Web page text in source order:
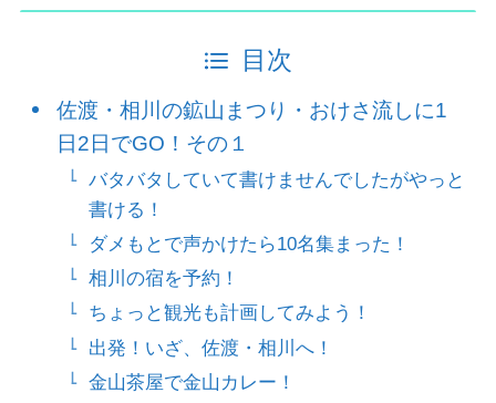
目次
佐渡・相川の鉱山まつり・おけさ流しに1
日2日でGO！その１
バタバタしていて書けませんでしたがやっと
書ける！
ダメもとで声かけたら10名集まった！
相川の宿を予約！
ちょっと観光も計画してみよう！
出発！いざ、佐渡・相川へ！
金山茶屋で金山カレー！